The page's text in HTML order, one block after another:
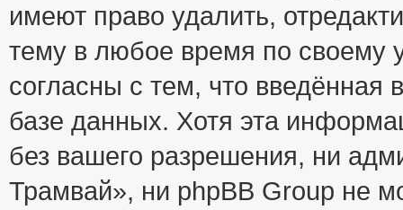
имеют право удалить,
тему в любое время по своему
согласны с тем, что
базе данных. Хотя эта
без вашего разрешения, ни
Трамвай», ни phpBB Group не